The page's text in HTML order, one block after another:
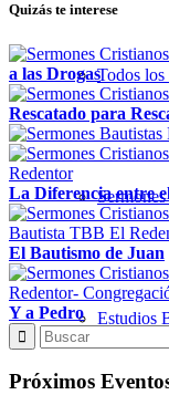
Todos los
Estudios
Quizás te interese
a las Drogas
Rescatado para
La Diferencia entre
El Bautismo de Juan
Y a Pedro
Próximos